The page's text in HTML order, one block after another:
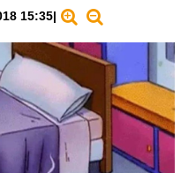
15:35|